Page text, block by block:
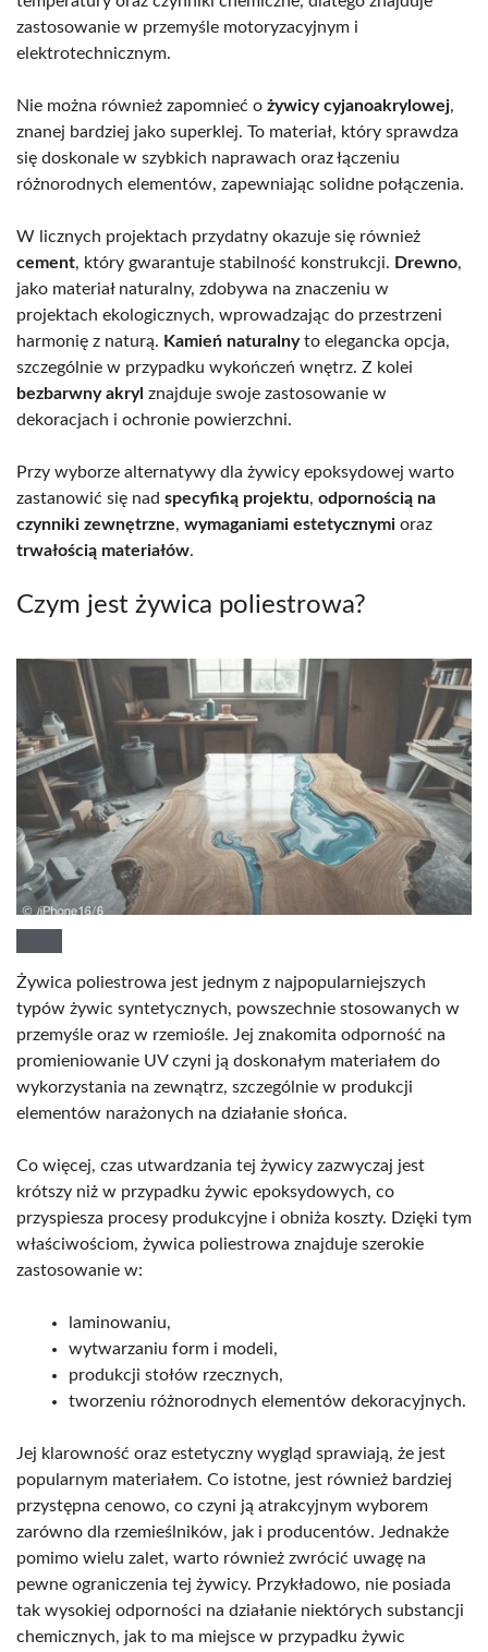
zastosowanie w przemyśle motoryzacyjnym i
elektrotechnicznym.
Nie można również zapomnieć o żywicy cyjanoakrylowej,
znanej bardziej jako superklej. To materiał, który sprawdza
się doskonale w szybkich naprawach oraz łączeniu
różnorodnych elementów, zapewniając solidne połączenia.
W licznych projektach przydatny okazuje się również
cement, który gwarantuje stabilność konstrukcji. Drewno,
jako materiał naturalny, zdobywa na znaczeniu w
projektach ekologicznych, wprowadzając do przestrzeni
harmonię z naturą. Kamień naturalnyto elegancka opcja,
szczególnie w przypadku wykończeń wnętrz. Z kolei
bezbarwny akryl znajduje swoje zastosowanie w
dekoracjach i ochronie powierzchni.
Przy wyborze alternatywy dla żywicy epoksydowej warto
zastanowić się nad specyfiką projektu, odpornością na
czynniki zewnętrzne, wymaganiami estetycznymi oraz
trwałością materiałów.
Czym jest żywica poliestrowa?
Żywica poliestrowa jest jednym z najpopularniejszych
typów żywic syntetycznych, powszechnie stosowanych w
przemyśle oraz w rzemiośle. Jej znakomita odporność na
promieniowanie UV czyni ją doskonałym materiałem do
wykorzystania na zewnątrz, szczególnie w produkcji
elementów narażonych na działanie słońca.
Co więcej, czas utwardzania tej żywicy zazwyczaj jest
krótszy niż w przypadku żywic epoksydowych, co
przyspiesza procesy produkcyjne i obniża koszty. Dzięki tym
właściwościom, żywica poliestrowa znajduje szerokie
zastosowanie w:
laminowaniu,
wytwarzaniu form i modeli,
produkcji stołów rzecznych,
tworzeniu różnorodnych elementów dekoracyjnych.
Jej klarowność oraz estetyczny wygląd sprawiają, że jest
popularnym materiałem. Co istotne, jest również bardziej
przystępna cenowo, co czyni ją atrakcyjnym wyborem
zarówno dla rzemieślników, jak i producentów. Jednakże
pomimo wielu zalet, warto również zwrócić uwagę na
pewne ograniczenia tej żywicy. Przykładowo, nie posiada
tak wysokiej odporności na działanie niektórych substancji
chemicznych, jak to ma miejsce w przypadku żywic